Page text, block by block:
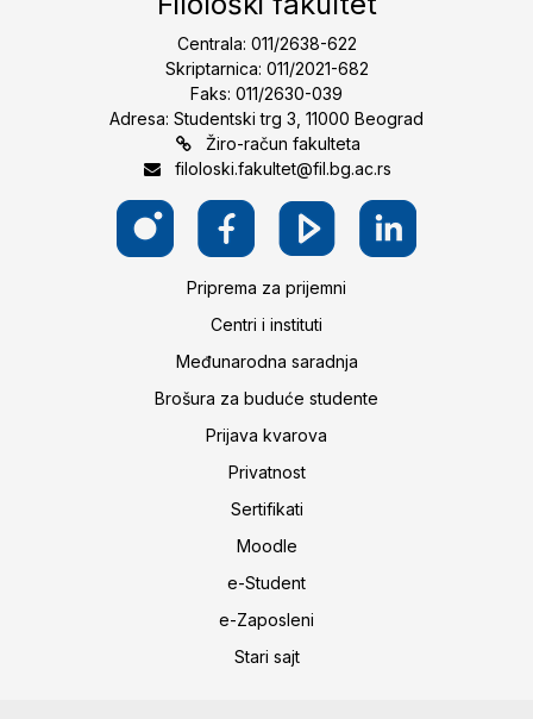
Centrala: 011/2638-622
Skriptarnica: 011/2021-682
Faks: 011/2630-039
Adresa: Studentski trg 3, 11000 Beograd
Žiro-račun fakulteta
filoloski.fakultet@fil.bg.ac.rs
Priprema za prijemni
Centri i instituti
Međunarodna saradnja
Brošura za buduće studente
Prijava kvarova
Privatnost
Sertifikati
Moodle
e-Student
e-Zaposleni
Stari sajt